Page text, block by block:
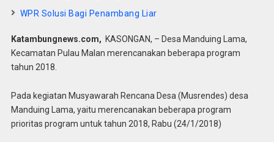
WPR Solusi Bagi Penambang Liar
Katambungnews.com, KASONGAN, – Desa Manduing Lama,
Kecamatan Pulau Malan merencanakan beberapa program
tahun 2018.
Pada kegiatan Musyawarah Rencana Desa (Musrendes) desa
Manduing Lama, yaitu merencanakan beberapa program
prioritas program untuk tahun 2018, Rabu (24/1/2018)